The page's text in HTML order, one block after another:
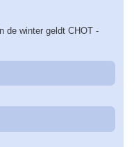
de winter geldt CHOT -